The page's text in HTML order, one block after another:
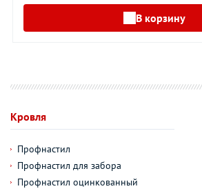
В корзину
Кровля
Профнастил
Профнастил для забора
Профнастил оцинкованный